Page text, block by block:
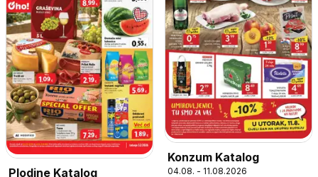
Plodine Katalog
Konzum Katalog
04.08. - 11.08.2026